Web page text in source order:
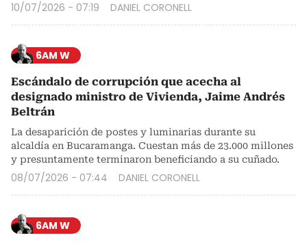
10/07/2026 - 07:19 DANIEL CORONELL
6AM W
Escándalo de corrupción que acecha al
designado ministro de Vivienda, Jaime Andrés
Beltrán
La desaparición de postes y luminarias durante su
alcaldía en Bucaramanga. Cuestan más de 23.000 millones
y presuntamente terminaron beneficiando a su cuñado.
08/07/2026 - 07:44 DANIEL CORONELL
6AM W